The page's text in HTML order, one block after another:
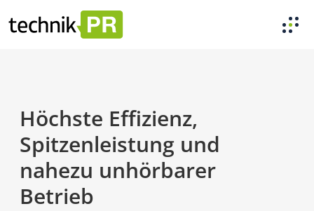
Höchste Effizienz,
Spitzenleistung und
nahezu unhörbarer
Betrieb